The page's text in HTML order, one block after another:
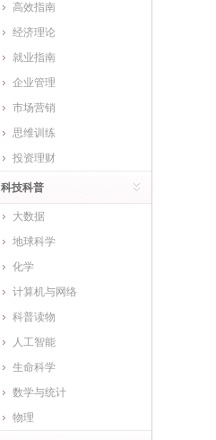
高效指南
经济理论
就业指南
企业管理
市场营销
思维训练
投资理财
科技科普
大数据
地球科学
化学
计算机与网络
科普读物
人工智能
生命科学
数学与统计
物理